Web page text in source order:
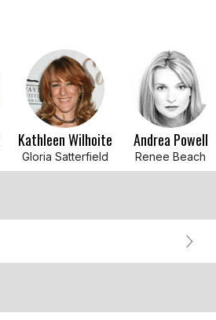
Kathleen Wilhoite
Gloria Satterfield
Andrea Powell
Renee Beach